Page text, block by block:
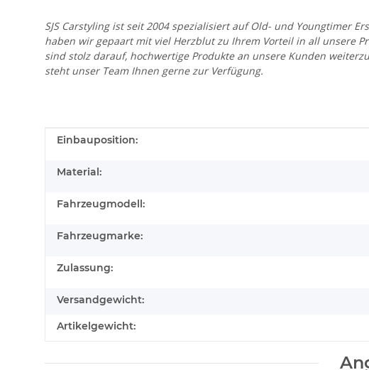
SJS Carstyling ist seit 2004 spezialisiert auf Old- und Youngtimer
haben wir gepaart mit viel Herzblut zu Ihrem Vorteil in all unsere
sind stolz darauf, hochwertige Produkte an unsere Kunden
steht unser Team Ihnen gerne zur Verfügung.
Produkteigenschaft
Wert
Einbauposition:
Material:
Fahrzeugmodell:
Fahrzeugmarke:
Zulassung:
Versandgewicht:
Artikelgewicht: